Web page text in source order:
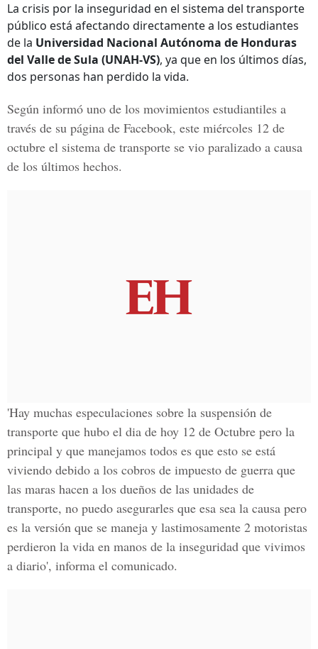
La crisis por la inseguridad en el sistema del transporte
público está afectando directamente a los estudiantes
de la Universidad Nacional Autónoma de Honduras
del Valle de Sula (UNAH-VS), ya que en los últimos días,
dos personas han perdido la vida.
Según informó uno de los movimientos estudiantiles a
través de su página de Facebook, este miércoles 12 de
octubre el sistema de transporte se vio paralizado a causa
de los últimos hechos.
'Hay muchas especulaciones sobre la suspensión de
transporte que hubo el dia de hoy 12 de Octubre pero la
principal y que manejamos todos es que esto se está
viviendo debido a los cobros de impuesto de guerra que
las maras hacen a los dueños de las unidades de
transporte, no puedo asegurarles que esa sea la causa pero
es la versión que se maneja y lastimosamente 2 motoristas
perdieron la vida en manos de la inseguridad que vivimos
a diario', informa el comunicado.